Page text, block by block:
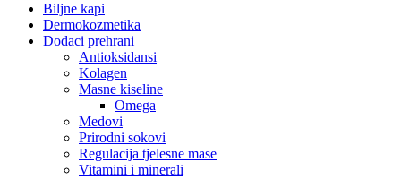
Biljne kapi
Dermokozmetika
Dodaci prehrani
Antioksidansi
Kolagen
Masne kiseline
Omega
Medovi
Prirodni sokovi
Regulacija tjelesne mase
Vitamini i minerali